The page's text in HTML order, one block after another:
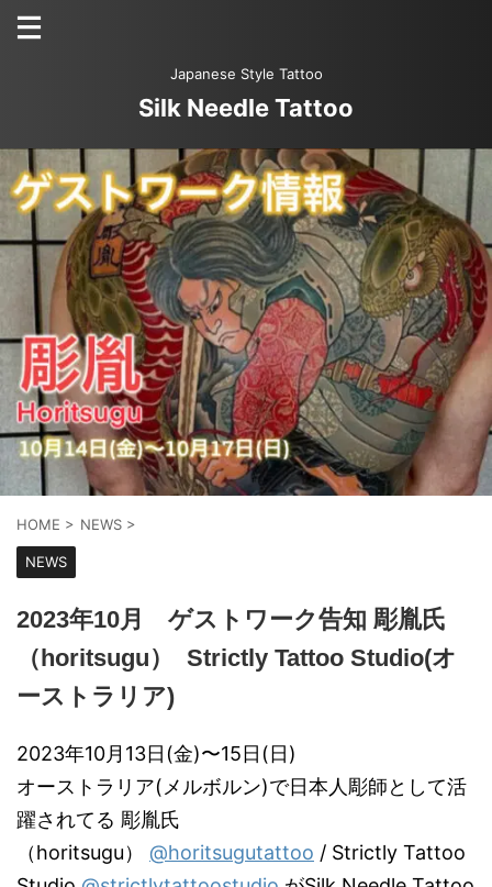
Japanese Style Tattoo
Silk Needle Tattoo
HOME > NEWS >
NEWS
2023年10月 ゲストワーク告知 彫胤氏
（horitsugu） Strictly Tattoo Studio(オ
ーストラリア)
2023年10月13日(金)〜15日(日)
オーストラリア(メルボルン)で日本人彫師として活
躍されてる 彫胤氏
（horitsugu） @horitsugutattoo / Strictly Tattoo